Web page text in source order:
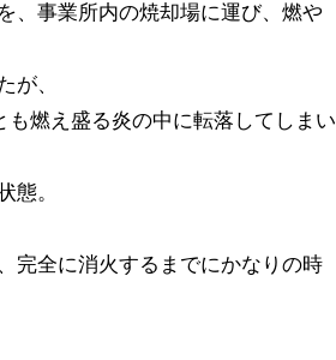
、事業所内の焼却場に運び、燃や
が、
燃え盛る炎の中に転落してしまい
態。
完全に消火するまでにかなりの時